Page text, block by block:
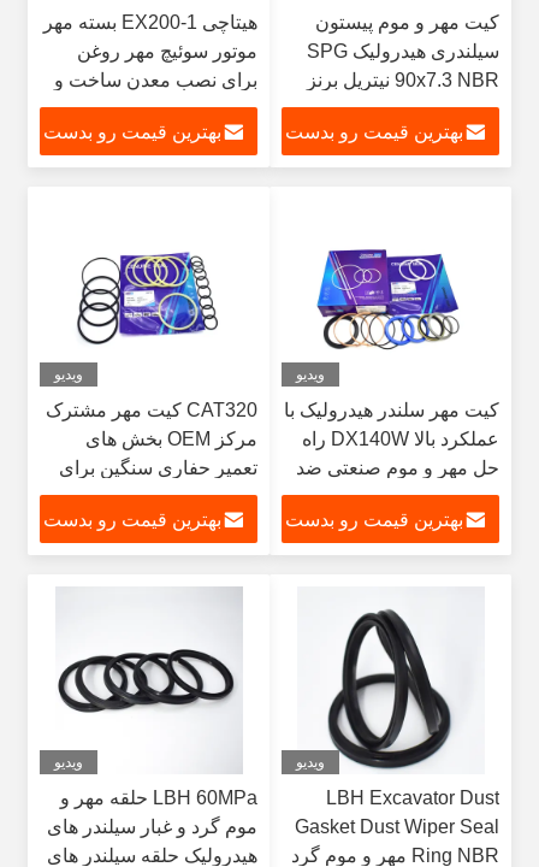
کیت مهر و موم پیستون
سیلندری هیدرولیک SPG
90x7.3 NBR نیتریل برنز
PTFE ماشین آلات
ساختمانی مهر و موم برای
حفاری
بهترین قیمت رو بدست
هیتاچی EX200-1 بسته مهر
موتور سوئیچ مهر روغن
برای نصب معدن ساخت و
ساز تجهیزات حفاری سنگین
بهترین قیمت رو بدست
ویدیو
کیت مهر سلندر هیدرولیک با
عملکرد بالا DX140W راه
حل مهر و موم صنعتی ضد
نشت سطل
بهترین قیمت رو بدست
ویدیو
CAT320 کیت مهر مشترک
مرکز OEM بخش های
تعمیر حفاری سنگین برای
سیستم های هیدرولیکی
بهترین قیمت رو بدست
ویدیو
LBH Excavator Dust
Gasket Dust Wiper Seal
Ring NBR مهر و موم گرد
ویدیو
LBH 60MPa حلقه مهر و
موم گرد و غبار سیلندر های
هیدرولیک حلقه سیلندر های